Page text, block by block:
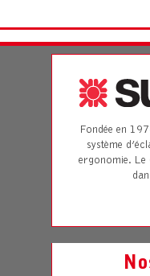
Fondée en
système
ergonomie. Le